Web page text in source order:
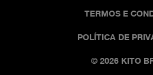
© 2026 KITO
TERMOS E
POLÍTICA DE